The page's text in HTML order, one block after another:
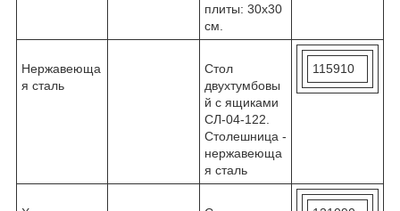
плиты: 30х30
см.
Нержавеюща
я сталь
Стол
двухтумбовы
й с ящиками
СЛ-04-122.
Столешница -
нержавеюща
я сталь
115910